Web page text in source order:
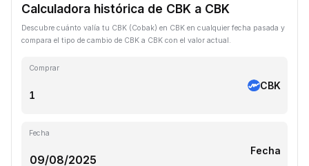
Calculadora histórica de CBK a CBK
Descubre cuánto valía tu CBK (Cobak) en CBK en cualquier fecha pasada y
compara el tipo de cambio de CBK a CBK con el valor actual.
Comprar
CBK
Fecha
Fecha